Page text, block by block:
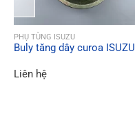
QUICK VIEW
PHỤ TÙNG ISUZU
Buly tăng dây curoa ISUZU
Liên hệ